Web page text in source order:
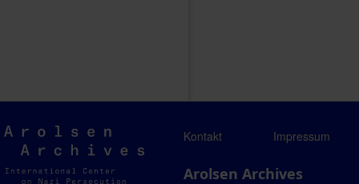
Arolsen
Archives
Kontakt Impressum
Arolsen Archives